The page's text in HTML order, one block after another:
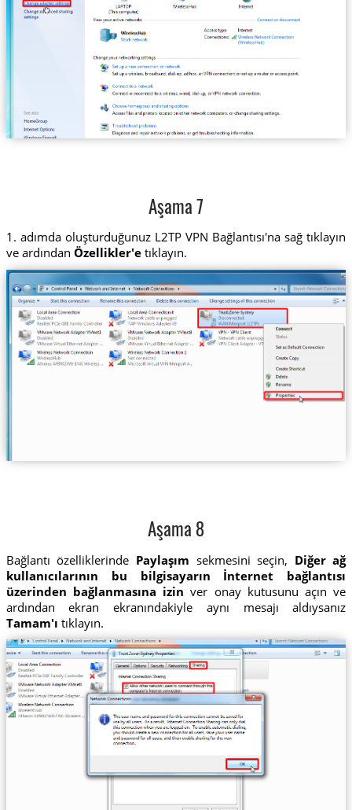
Aşama 7
1. adımda oluşturduğunuz L2TP VPN Bağlantısı'na sağ tıklayın
ve ardından Özellikler'etıklayın.
Aşama 8
Bağlantı özelliklerinde Paylaşım sekmesini seçin, Diğer ağ
kullanıcılarının bu bilgisayarın İnternet bağlantısı
üzerinden bağlanmasına izin ver onay kutusunu açın ve
ardından ekran ekranındakiyle aynı mesajı aldıysanız
Tamam'ı tıklayın.